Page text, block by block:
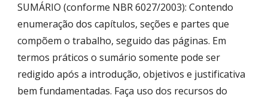
SUMÁRIO (conforme NBR 6027/2003): Contendo
enumeração dos capítulos, seções e partes que
compõem o trabalho, seguido das páginas. Em
termos práticos o sumário somente pode ser
redigido após a introdução, objetivos e justificativa
bem fundamentadas. Faça uso dos recursos do